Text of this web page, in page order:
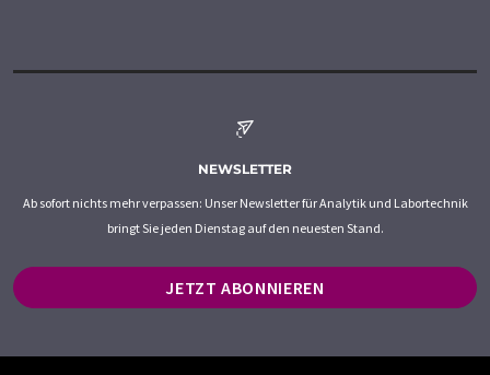
NEWSLETTER
Ab sofort nichts mehr verpassen: Unser Newsletter für Analytik und Labortechnik
bringt Sie jeden Dienstag auf den neuesten Stand.
JETZT ABONNIEREN